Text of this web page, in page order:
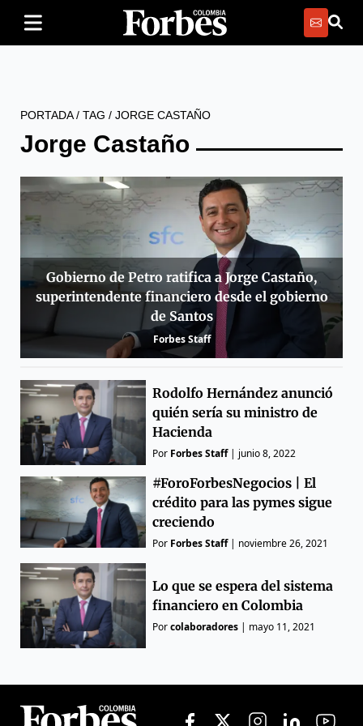
PORTADA/ TAG / JORGE CASTAÑO
Jorge Castaño
Gobierno de Petro ratifica a Jorge Castaño,
superintendente financiero desde el gobierno
de Santos
Forbes Staff
Rodolfo Hernández anunció
quién sería su ministro de
Hacienda
Por Forbes Staff| junio 8, 2022
#ForoForbesNegocios | El
crédito para las pymes sigue
creciendo
Por Forbes Staff| noviembre 26, 2021
Lo que se espera del sistema
financiero en Colombia
Porcolaboradores | mayo 11, 2021